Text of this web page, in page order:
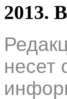
2013.
несет